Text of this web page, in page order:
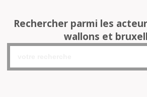
Rechercher parmi les
wallons et